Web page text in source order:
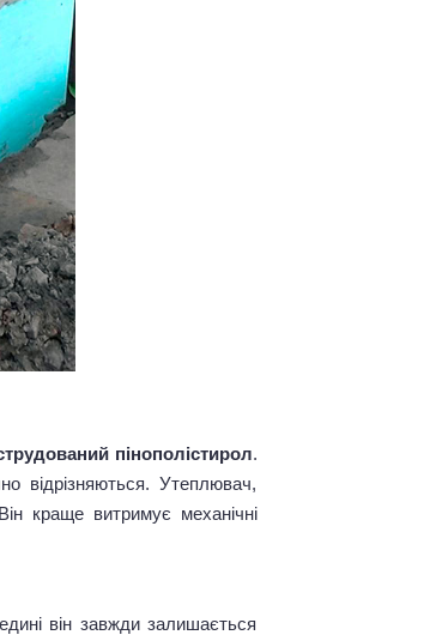
пінополістирол.
відрізняються. Утеплювач,
краще витримує механічні
він завжди залишається